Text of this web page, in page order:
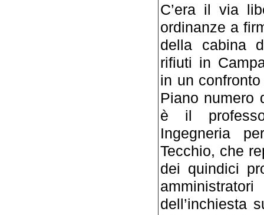
C’era il via
ordinanze a
della cabina
rifiuti in
in un
Piano numero
è il
Ingegneria
Tecchio, che
dei quindici
dell’inchiesta